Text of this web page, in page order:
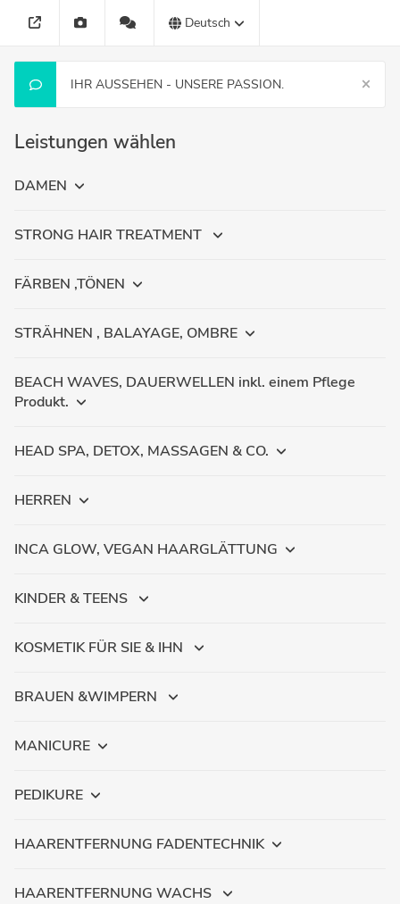
Deutsch
IHR AUSSEHEN - UNSERE PASSION.
Leistungen wählen
DAMEN
STRONG HAIR TREATMENT
FÄRBEN ,TÖNEN
STRÄHNEN , BALAYAGE, OMBRE
BEACH WAVES, DAUERWELLEN inkl. einem Pflege
Produkt.
HEAD SPA, DETOX, MASSAGEN & CO.
HERREN
INCA GLOW, VEGAN HAARGLÄTTUNG
KINDER & TEENS
KOSMETIK FÜR SIE & IHN
BRAUEN &WIMPERN
MANICURE
PEDIKURE
HAARENTFERNUNG FADENTECHNIK
HAARENTFERNUNG WACHS